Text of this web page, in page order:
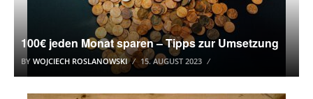
100€ jeden Monat sparen – Tipps zur Umsetzung
BY WOJCIECH ROSLANOWSKI 15. AUGUST 2023